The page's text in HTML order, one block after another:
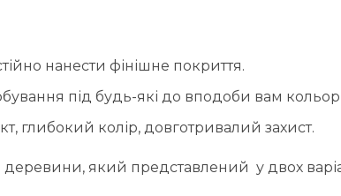
нанести фінішне покриття.
під будь-які до вподоби вам
глибокий колір, довготривалий захист.
який представлений у двох